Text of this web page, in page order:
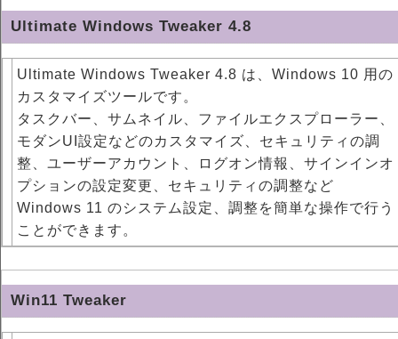
Ultimate Windows Tweaker 4.8
Ultimate Windows Tweaker 4.8 は、Windows 10 用の
カスタマイズツールです。
タスクバー、サムネイル、ファイルエクスプローラー、
モダンUI設定などのカスタマイズ、セキュリティの調
整、ユーザーアカウント、ログオン情報、サインインオ
プションの設定変更、セキュリティの調整など
Windows 11 のシステム設定、調整を簡単な操作で行う
ことができます。
Win11 Tweaker